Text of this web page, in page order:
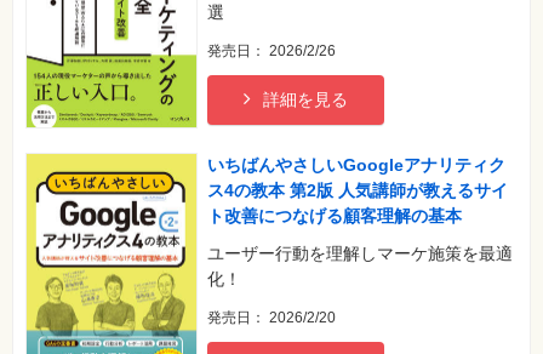
ミ
ン
グ
ネ
ワ
ー
ク
ノ
ジ
ー
選
発売日： 2026/2/26
詳細を見る
いちばんやさしいGoogleアナリティク
ス4の教本 第2版 人気講師が教えるサイ
ト改善につなげる顧客理解の基本
ユーザー行動を理解しマーケ施策を最適
化！
発売日： 2026/2/20